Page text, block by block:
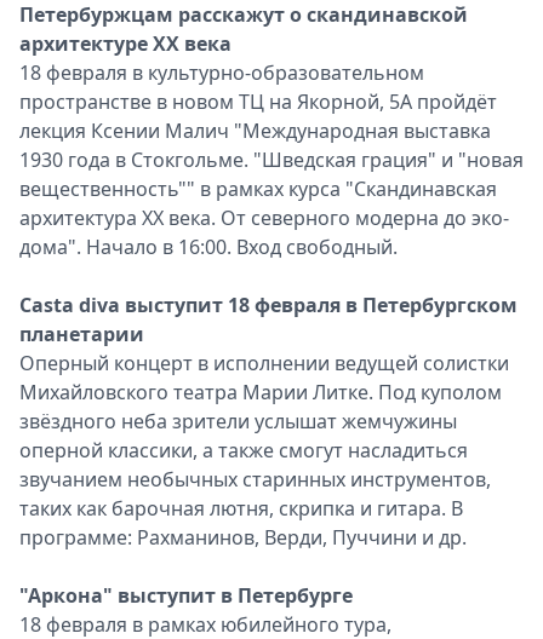
Петербуржцам расскажут о скандинавской
архитектуре ХХ века
18 февраля в культурно-образовательном
пространстве в новом ТЦ на Якорной, 5А пройдёт
лекция Ксении Малич "Международная выставка
1930 года в Стокгольме. "Шведская грация" и "новая
вещественность"" в рамках курса "Скандинавская
архитектура XX века. От северного модерна до эко-
дома". Начало в 16:00. Вход свободный.
Casta diva выступит 18 февраля в Петербургском
планетарии
Оперный концерт в исполнении ведущей солистки
Михайловского театра Марии Литке. Под куполом
звёздного неба зрители услышат жемчужины
оперной классики, а также смогут насладиться
звучанием необычных старинных инструментов,
таких как барочная лютня, скрипка и гитара. В
программе: Рахманинов, Верди, Пуччини и др.
"Аркона" выступит в Петербурге
18 февраля в рамках юбилейного тура,